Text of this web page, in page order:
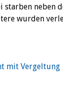
starben neben
wurden
mit Vergeltung